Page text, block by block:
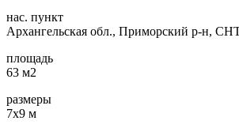
нас. пункт
Архангельская обл., Приморский р-н,
площадь
63 м2
размеры
7х9 м